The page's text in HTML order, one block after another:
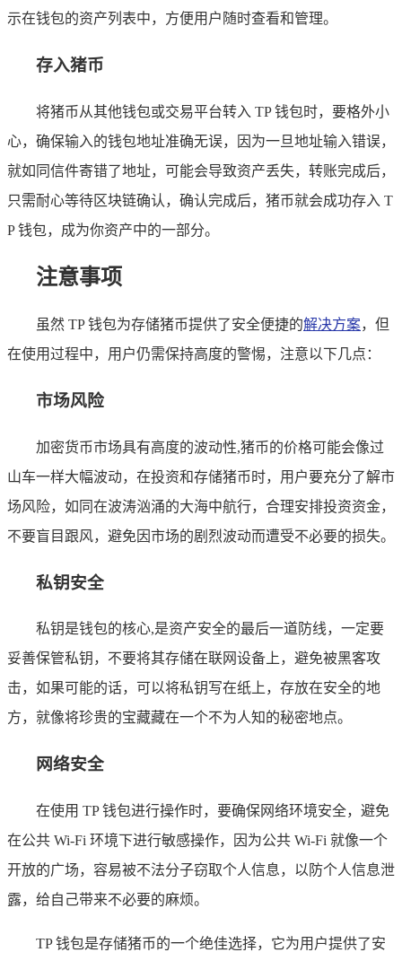
示在钱包的资产列表中，方便用户随时查看和管理。
存入猪币
将猪币从其他钱包或交易平台转入 TP 钱包时，要格外小
心，确保输入的钱包地址准确无误，因为一旦地址输入错误，
就如同信件寄错了地址，可能会导致资产丢失，转账完成后，
只需耐心等待区块链确认，确认完成后，猪币就会成功存入 T
P 钱包，成为你资产中的一部分。
注意事项
虽然 TP 钱包为存储猪币提供了安全便捷的解决方案，但
在使用过程中，用户仍需保持高度的警惕，注意以下几点：
市场风险
加密货币市场具有高度的波动性,猪币的价格可能会像过
山车一样大幅波动，在投资和存储猪币时，用户要充分了解市
场风险，如同在波涛汹涌的大海中航行，合理安排投资资金，
不要盲目跟风，避免因市场的剧烈波动而遭受不必要的损失。
私钥安全
私钥是钱包的核心,是资产安全的最后一道防线，一定要
妥善保管私钥，不要将其存储在联网设备上，避免被黑客攻
击，如果可能的话，可以将私钥写在纸上，存放在安全的地
方，就像将珍贵的宝藏藏在一个不为人知的秘密地点。
网络安全
在使用 TP 钱包进行操作时，要确保网络环境安全，避免
在公共 Wi-Fi 环境下进行敏感操作，因为公共 Wi-Fi 就像一个
开放的广场，容易被不法分子窃取个人信息，以防个人信息泄
露，给自己带来不必要的麻烦。
TP 钱包是存储猪币的一个绝佳选择，它为用户提供了安